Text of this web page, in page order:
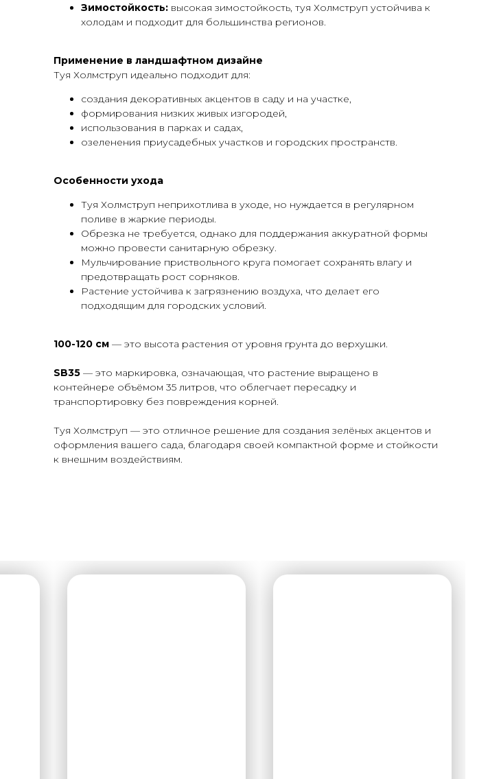
Зимостойкость: высокая зимостойкость, туя Холмструп устойчива к
холодам и подходит для большинства регионов.
Применение в ландшафтном дизайне
Туя Холмструп идеально подходит для:
создания декоративных акцентов в саду и на участке,
формирования низких живых изгородей,
использования в парках и садах,
озеленения приусадебных участков и городских пространств.
Особенности ухода
Туя Холмструп неприхотлива в уходе, но нуждается в регулярном
поливе в жаркие периоды.
Обрезка не требуется, однако для поддержания аккуратной формы
можно провести санитарную обрезку.
Мульчирование приствольного круга помогает сохранять влагу и
предотвращать рост сорняков.
Растение устойчива к загрязнению воздуха, что делает его
подходящим для городских условий.
100-120 см — это высота растения от уровня грунта до верхушки.
SB35 — это маркировка, означающая, что растение выращено в
контейнере объёмом 35 литров, что облегчает пересадку и
транспортировку без повреждения корней.
Туя Холмструп — это отличное решение для создания зелёных акцентов и
оформления вашего сада, благодаря своей компактной форме и стойкости
к внешним воздействиям.